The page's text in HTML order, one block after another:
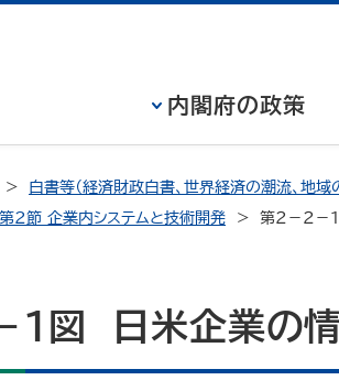
内閣府の政策
白書等（経済財政白書、世界経済の潮流、地域
第2節 企業内システムと技術開発 第２－２－
１図 日米企業の